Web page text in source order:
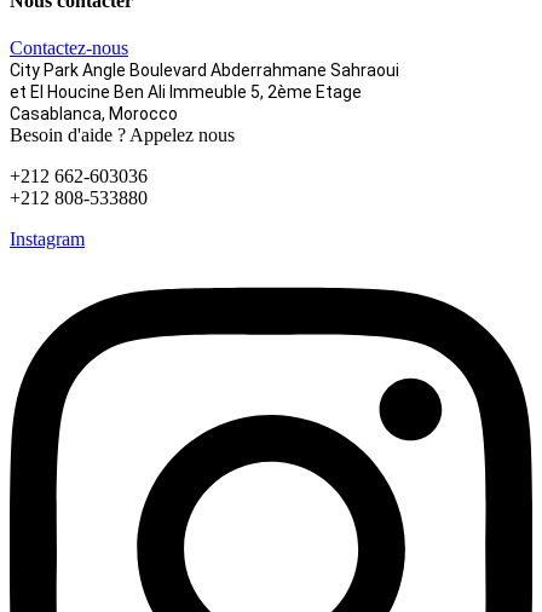
Contactez-nous
City Park Angle Boulevard Abderrahmane Sahraoui
et El Houcine Ben Ali Immeuble 5, 2ème Etage
Casablanca, Morocco
Besoin d'aide ? Appelez nous
+212 662-603036
+212 808-533880
Instagram